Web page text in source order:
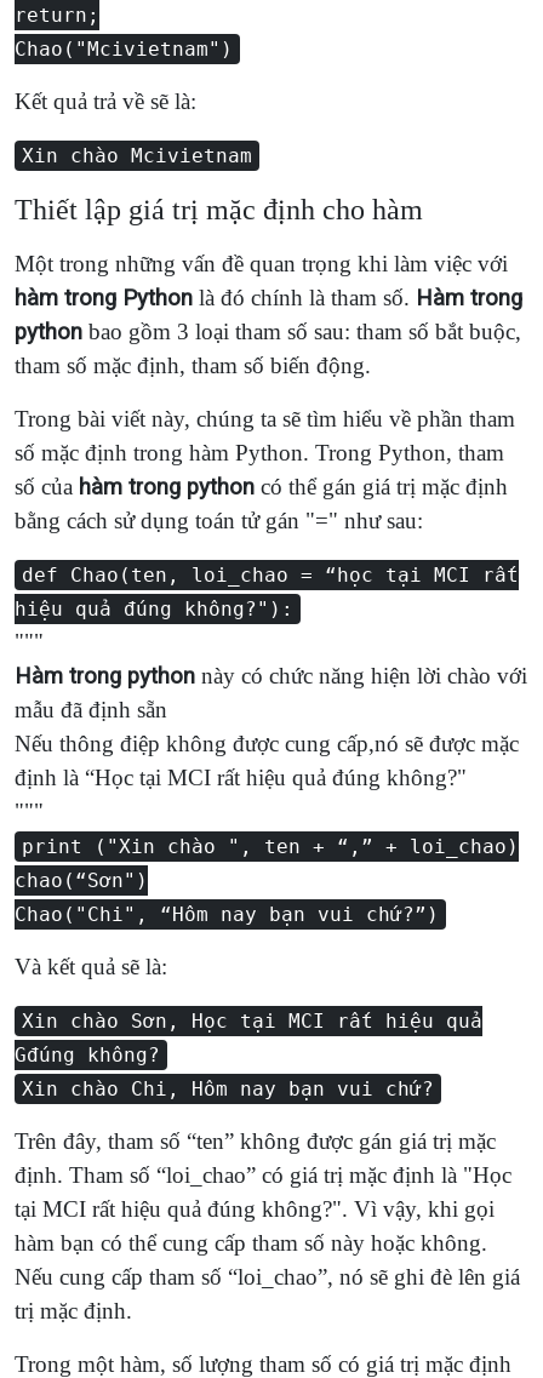
return;
Chao("Mcivietnam")
Kết quả trả về sẽ là:
Xin chào Mcivietnam
Thiết lập giá trị mặc định cho hàm
Một trong những vấn đề quan trọng khi làm việc với
hàm trong Python là đó chính là tham số. Hàm trong
python bao gồm 3 loại tham số sau: tham số bắt buộc,
tham số mặc định, tham số biến động.
Trong bài viết này, chúng ta sẽ tìm hiểu về phần tham
số mặc định trong hàm Python. Trong Python, tham
số của hàm trong python có thể gán giá trị mặc định
bằng cách sử dụng toán tử gán "=" như sau:
def Chao(ten, loi_chao = “học tại MCI rất
hiệu quả đúng không?"):
"""
Hàm trong python này có chức năng hiện lời chào với
mẫu đã định sẵn
Nếu thông điệp không được cung cấp,nó sẽ được mặc
định là “Học tại MCI rất hiệu quả đúng không?"
"""
print ("Xin chào ", ten + “,” + loi_chao)
chao(“Sơn")
Chao("Chi", “Hôm nay bạn vui chứ?”)
Và kết quả sẽ là:
Xin chào Sơn, Học tại MCI rất hiệu quả
Gđúng không?
Xin chào Chi, Hôm nay bạn vui chứ?
Trên đây, tham số “ten” không được gán giá trị mặc
định. Tham số “loi_chao” có giá trị mặc định là "Học
tại MCI rất hiệu quả đúng không?". Vì vậy, khi gọi
hàm bạn có thể cung cấp tham số này hoặc không.
Nếu cung cấp tham số “loi_chao”, nó sẽ ghi đè lên giá
trị mặc định.
Trong một hàm, số lượng tham số có giá trị mặc định